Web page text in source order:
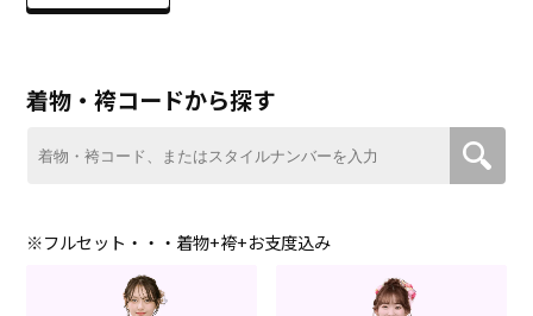
着物・袴コードから探す
※フルセット・・・着物+袴+お支度込み